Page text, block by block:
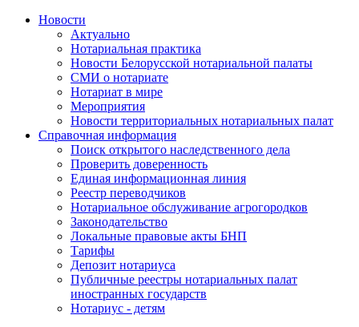
Новости
Актуально
Нотариальная практика
Новости Белорусской нотариальной палаты
СМИ о нотариате
Нотариат в мире
Мероприятия
Новости территориальных нотариальных палат
Справочная информация
Поиск открытого наследственного дела
Проверить доверенность
Единая информационная линия
Реестр переводчиков
Нотариальное обслуживание агрогородков
Законодательство
Локальные правовые акты БНП
Тарифы
Депозит нотариуса
Публичные реестры нотариальных палат
иностранных государств
Нотариус - детям